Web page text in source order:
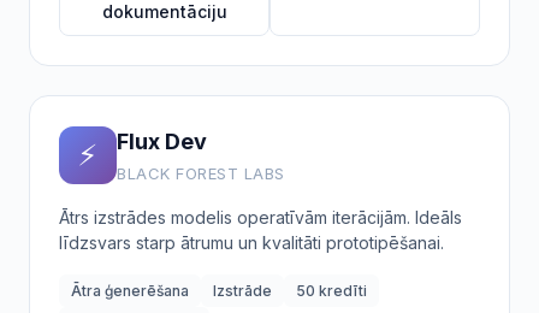
dokumentāciju
⚡ Flux Dev
BLACK FOREST LABS
Ātrs izstrādes modelis operatīvām iterācijām. Ideāls
līdzsvars starp ātrumu un kvalitāti prototipēšanai.
Ātra ģenerēšana Izstrāde
50 kredīti